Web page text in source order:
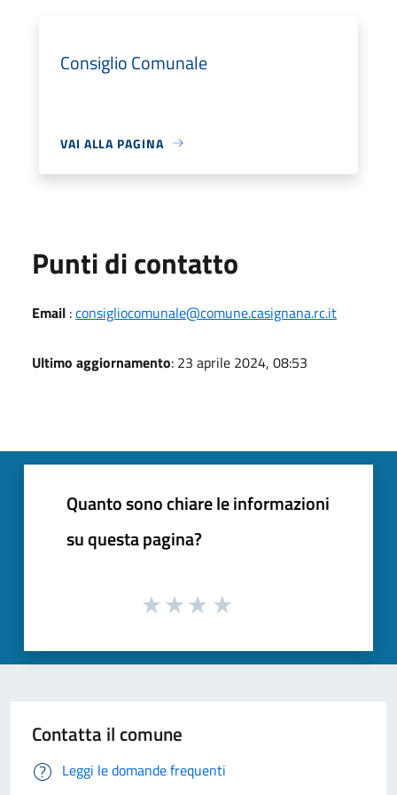
Consiglio Comunale
VAI ALLA PAGINA
Punti di contatto
Email :consigliocomunale@comune.casignana.rc.it
Ultimo aggiornamento: 23 aprile 2024, 08:53
Quanto sono chiare le informazioni
su questa pagina?
Contatta il comune
Leggi le domande frequenti